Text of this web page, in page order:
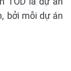
bởi mỗi dự án